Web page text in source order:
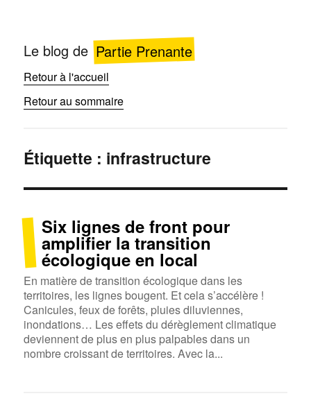
Le blog de Partie Prenante
Retour à l'accueil
Retour au sommaire
Étiquette : infrastructure
Six lignes de front pour
amplifier la transition
écologique en local
En matière de transition écologique dans les
territoires, les lignes bougent. Et cela s’accélère !
Canicules, feux de forêts, pluies diluviennes,
inondations… Les effets du dérèglement climatique
deviennent de plus en plus palpables dans un
nombre croissant de territoires. Avec la...